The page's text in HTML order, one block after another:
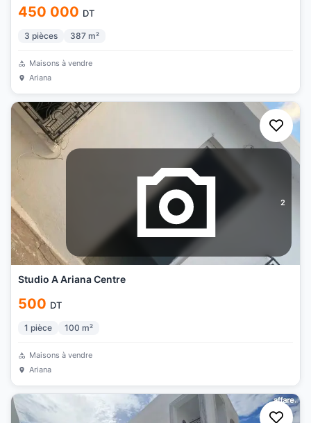
450 000 DT
3 pièces 387 m²
Maisons à vendre
Ariana
2
Studio A Ariana Centre
500 DT
1 pièce 100 m²
Maisons à vendre
Ariana